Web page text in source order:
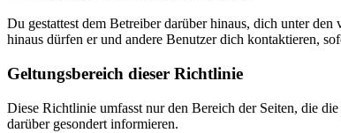
Du gestattest dem Betreiber darüber hinaus, dich unter
hinaus dürfen er und andere Benutzer dich kontaktieren,
Geltungsbereich dieser Richtlinie
Diese Richtlinie umfasst nur den Bereich der Seiten, die
darüber gesondert informieren.